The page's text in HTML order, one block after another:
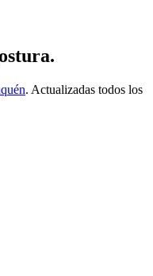
.
. Actualizadas todos los